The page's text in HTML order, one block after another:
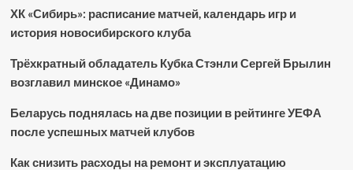
ХК «Сибирь»: расписание матчей, календарь игр и
история новосибирского клуба
Трёхкратный обладатель Кубка Стэнли Сергей Брылин
возглавил минское «Динамо»
Беларусь поднялась на две позиции в рейтинге УЕФА
после успешных матчей клубов
Как снизить расходы на ремонт и эксплуатацию